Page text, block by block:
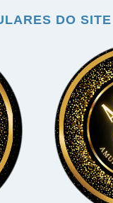
DO SITE